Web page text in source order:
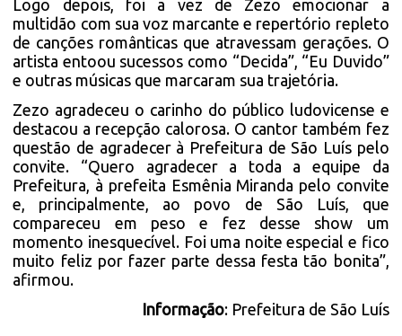
Logo depois, foi a vez de Zezo emocionar a
multidão com sua voz marcante e repertório repleto
de canções românticas que atravessam gerações. O
artista entoou sucessos como “Decida”, “Eu Duvido”
e outras músicas que marcaram sua trajetória.
Zezo agradeceu o carinho do público ludovicense e
destacou a recepção calorosa. O cantor também fez
questão de agradecer à Prefeitura de São Luís pelo
convite. “Quero agradecer a toda a equipe da
Prefeitura, à prefeita Esmênia Miranda pelo convite
e, principalmente, ao povo de São Luís, que
compareceu em peso e fez desse show um
momento inesquecível. Foi uma noite especial e fico
muito feliz por fazer parte dessa festa tão bonita”,
afirmou.
Informação: Prefeitura de São Luís